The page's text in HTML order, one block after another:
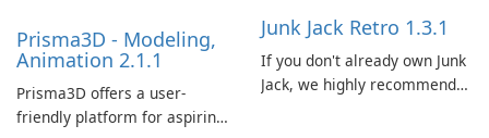
Prisma3D - Modeling,
Animation 2.1.1
Prisma3D offers a user-
friendly platform for aspiring
Junk Jack Retro 1.3.1
If you don't already own Junk
Jack, we highly recommend